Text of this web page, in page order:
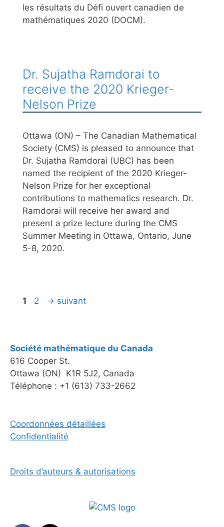
les résultats du Défi ouvert canadien de
mathématiques 2020 (DOCM).
Dr. Sujatha Ramdorai to
receive the 2020 Krieger-
Nelson Prize
Ottawa (ON) – The Canadian Mathematical
Society (CMS) is pleased to announce that
Dr. Sujatha Ramdorai (UBC) has been
named the recipient of the 2020 Krieger-
Nelson Prize for her exceptional
contributions to mathematics research. Dr.
Ramdorai will receive her award and
present a prize lecture during the CMS
Summer Meeting in Ottawa, Ontario, June
5-8, 2020.
1 2 → suivant
Société mathématique du Canada
616 Cooper St.
Ottawa (ON) K1R 5J2, Canada
Téléphone : +1 (613) 733-2662
Coordonnées détaillées
Confidentialité
Droits d’auteurs & autorisations